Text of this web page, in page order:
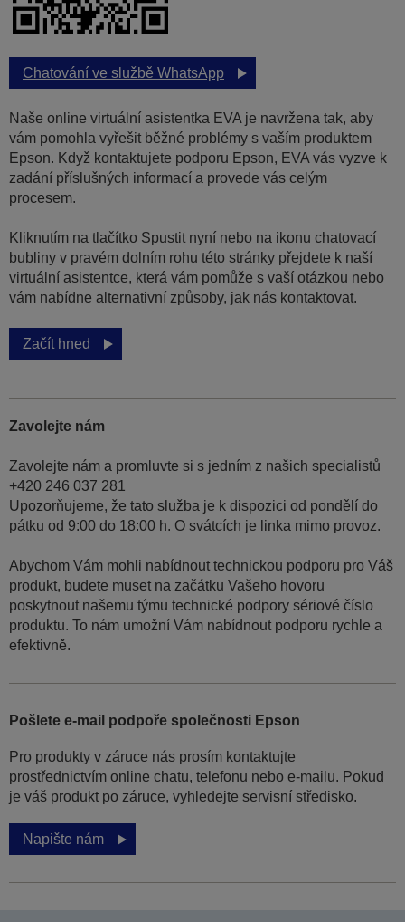
Chatování ve službě WhatsApp
Naše online virtuální asistentka EVA je navržena tak, aby
vám pomohla vyřešit běžné problémy s vaším produktem
Epson. Když kontaktujete podporu Epson, EVA vás vyzve k
zadání příslušných informací a provede vás celým
procesem.
Kliknutím na tlačítko Spustit nyní nebo na ikonu chatovací
bubliny v pravém dolním rohu této stránky přejdete k naší
virtuální asistentce, která vám pomůže s vaší otázkou nebo
vám nabídne alternativní způsoby, jak nás kontaktovat.
Začít hned
Zavolejte nám
Zavolejte nám a promluvte si s jedním z našich specialistů
+420 246 037 281
Upozorňujeme, že tato služba je k dispozici od pondělí do
pátku od 9:00 do 18:00 h. O svátcích je linka mimo provoz.
Abychom Vám mohli nabídnout technickou podporu pro Váš
produkt, budete muset na začátku Vašeho hovoru
poskytnout našemu týmu technické podpory sériové číslo
produktu. To nám umožní Vám nabídnout podporu rychle a
efektivně.
Pošlete e-mail podpoře společnosti Epson
Pro produkty v záruce nás prosím kontaktujte
prostřednictvím online chatu, telefonu nebo e-mailu. Pokud
je váš produkt po záruce, vyhledejte servisní středisko.
Napište nám